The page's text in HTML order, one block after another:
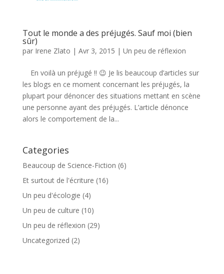
Tout le monde a des préjugés. Sauf moi (bien
sûr)
par Irene Zlato | Avr 3, 2015 | Un peu de réflexion
En voilà un préjugé !! 😉 Je lis beaucoup d’articles sur
les blogs en ce moment concernant les préjugés, la
plupart pour dénoncer des situations mettant en scène
une personne ayant des préjugés. L’article dénonce
alors le comportement de la...
Categories
Beaucoup de Science-Fiction (6)
Et surtout de l'écriture (16)
Un peu d'écologie (4)
Un peu de culture (10)
Un peu de réflexion (29)
Uncategorized (2)